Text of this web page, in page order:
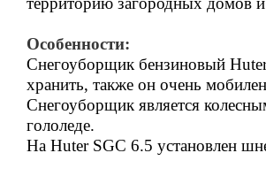
Особенности:
Снегоуборщик бензиновый
хранить, также он очень
Снегоуборщик является
гололеде.
На Huter SGC 6.5 установлен